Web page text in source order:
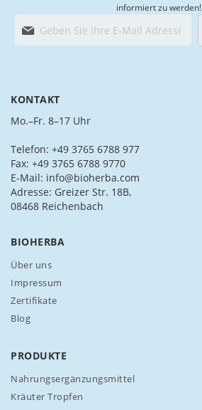
informiert zu werden!
l
S
i
s
i
c
h
f
u
n
r
e
e
w
s
KONTAKT
Mo.–Fr. 8–17 Uhr
Telefon: +49 3765 6788 977
Fax: +49 3765 6788 9770
E-Mail: info@bioherba.com
Adresse: Greizer Str. 18B,
08468 Reichenbach
BIOHERBA
Über uns
Impressum
Zertifikate
Blog
PRODUKTE
Nahrungsergänzungsmittel
Kräuter Tropfen